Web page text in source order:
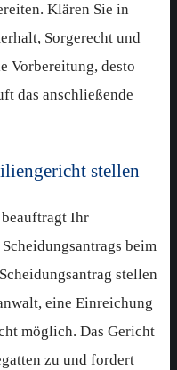
Klären Sie in
Sorgerecht und
Vorbereitung, desto
das anschließende
stellen
Ihr
beim
stellen
eine Einreichung
möglich. Das Gericht
zu und fordert